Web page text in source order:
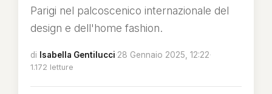
Parigi nel palcoscenico internazionale del
design e dell'home fashion.
di Isabella Gentilucci·28 Gennaio 2025, 12:22·
1.172 letture